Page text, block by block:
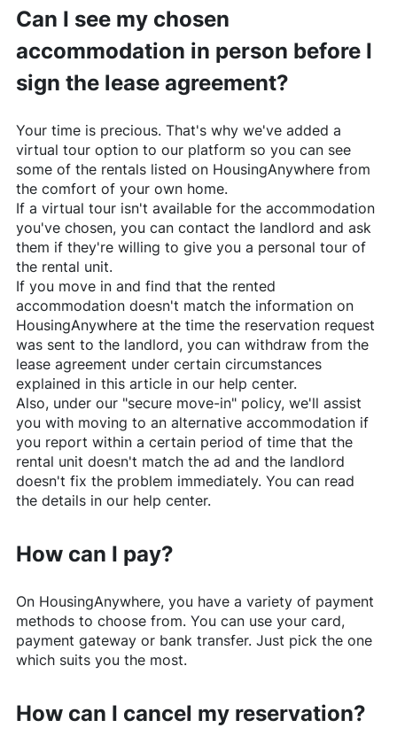
Can I see my chosen
accommodation in person before I
sign the lease agreement?
Your time is precious. That's why we've added a
virtual tour option to our platform so you can see
some of the rentals listed on HousingAnywhere from
the comfort of your own home.
If a virtual tour isn't available for the accommodation
you've chosen, you can contact the landlord and ask
them if they're willing to give you a personal tour of
the rental unit.
If you move in and find that the rented
accommodation doesn't match the information on
HousingAnywhereat the time the reservation request
was sent to the landlord, you can withdraw from the
lease agreement under certain circumstances
explained in this article in our help center.
Also, under our "secure move-in" policy, we'll assist
you with moving to an alternative accommodation if
you report within a certain period of time that the
rental unit doesn't match the ad and the landlord
doesn't fix the problem immediately. You can read
the details in our help center.
How can I pay?
On HousingAnywhere, you have a variety of payment
methods to choose from. You can use your card,
payment gateway or bank transfer. Just pick the one
which suits you the most.
How can I cancel my reservation?